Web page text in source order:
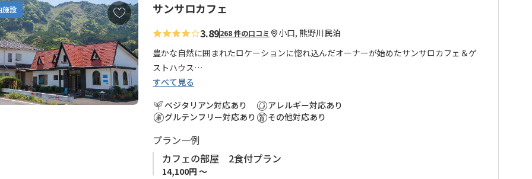
施設
お
気
に
入
り
に
追
加
サンサロカフェ
3.89268 件の口コミ 小口, 熊野川民泊
豊かな自然に囲まれたロケーションに惚れ込んだオーナーが始めたサンサロカフェ＆ゲ
ストハウス
小口からバスで約15分、バス停からはすぐの場所にあります。
お風呂は歩いて約5分の「さつき温泉」をご利用ください。チェックインの際に無料入
浴利用券をお渡しします。
オーナーはヨガや音楽、癒しに精通しており、熊野の地の力を感じるエネルギーの持ち
主です。
すべて見る
ベジタリアン対応あり
グルテンフリー対応あり
アレルギー対応あり
その他対応あり
プラン一例
カフェの部屋 2食付プラン
14,100円 ～